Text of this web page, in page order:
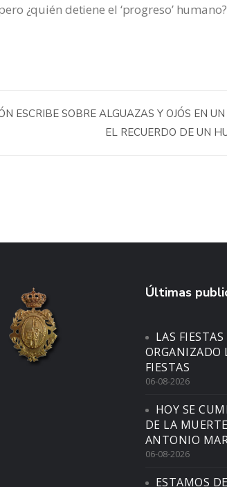
¿quién detiene el ‘progreso’
ESCRIBE SOBRE ALGUAZAS Y OJÓS EN
EL RECUERDO DE UN
Últimas
LAS
ORGANIZADO
FIESTAS
06-08-2026
HOY SE
DE LA
ANTONIO
06-08-2026
ESTAMOS